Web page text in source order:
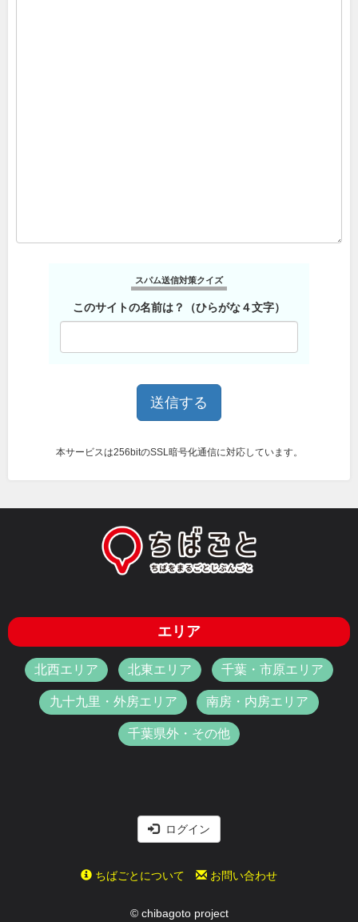
スパム送信対策クイズ
このサイトの名前は？（ひらがな４文字）
本サービスは256bitのSSL暗号化通信に対応しています。
エリア
北西エリア 北東エリア 千葉・市原エリア
九十九里・外房エリア 南房・内房エリア
千葉県外・その他
ログイン
ちばごとについて お問い合わせ
© chibagoto project